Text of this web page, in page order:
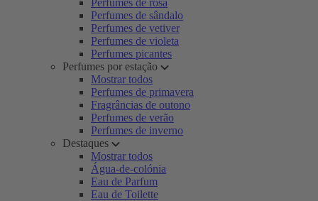
Perfumes de rosa
Perfumes de sândalo
Perfumes de vetiver
Perfumes de violeta
Perfumes picantes
Perfumes por estação
Mostrar todos
Perfumes de primavera
Fragrâncias de outono
Perfumes de verão
Perfumes de inverno
Destaques
Mostrar todos
Água-de-colónia
Eau de Parfum
Eau de Toilette